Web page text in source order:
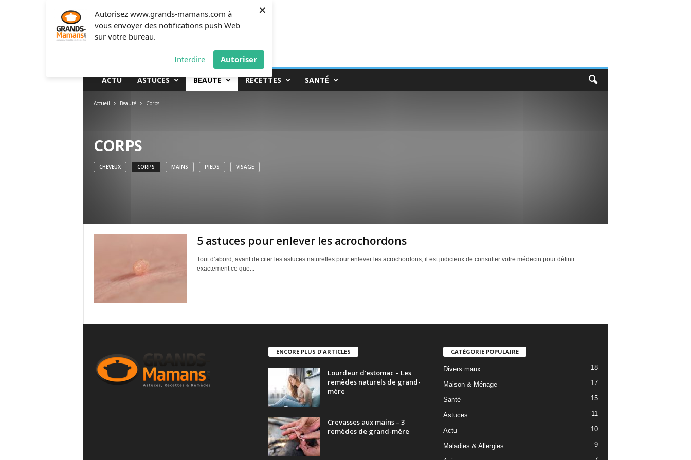
Autorisez www.grands-mamans.com à
vous envoyer des notifications push Web
sur votre bureau.
Interdire Autoriser
×
a
n
ACTU ASTUCES BEAUTÉ RECETTES SANTÉ
Accueil Beauté Corps
CORPS
CHEVEUX CORPS MAINS PIEDS VISAGE
5 astuces pour enlever les acrochordons
Tout d’abord, avant de citer les astuces naturelles pour enlever les acrochordons, il est judicieux de consulter votre médecin pour définir
exactement ce que...
ENCORE PLUS D'ARTICLES
Lourdeur d’estomac – Les
remèdes naturels de grand-
mère
Crevasses aux mains – 3
remèdes de grand-mère
CATÉGORIE POPULAIRE
Divers maux 18
Maison & Ménage 17
Santé 15
Astuces 11
Actu 10
Maladies & Allergies 9